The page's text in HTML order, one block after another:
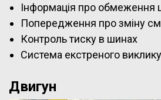
Інформація про обмеження
Попередження про зміну
Контроль тиску в шинах
Система екстреного
Двигун